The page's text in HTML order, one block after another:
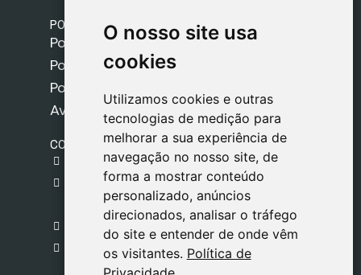
O nosso site usa
cookies
Utilizamos cookies e outras
tecnologias de medição para
melhorar a sua experiência de
navegação no nosso site, de
forma a mostrar conteúdo
personalizado, anúncios
direcionados, analisar o tráfego
do site e entender de onde vêm
os visitantes. Política de
O nosso site usa
cookies
Utilizamos cookies e outras
tecnologias de medição para
melhorar a sua experiência de
navegação no nosso site, de
forma a mostrar conteúdo
personalizado, anúncios
direcionados, analisar o tráfego
do site e entender de onde vêm
os visitantes. Política de
POLÍTICAS
Política de Envios
Política de Cookies
Política de Privacidade
Aviso Legal
CONTACTO
gestion@safeliz.com
C. del Pradillo, 6, 28770 Colmenar Viejo,
Madrid
+34 918 459 877
Segunda a Sexta
09:00 - 13:00